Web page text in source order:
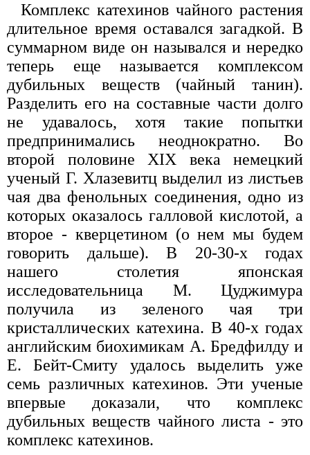
Комплекс катехинов чайного растения
длительное время оставался загадкой. В
суммарном виде он назывался и нередко
теперь еще называется комплексом
дубильных веществ (чайный танин).
Разделить его на составные части долго
не удавалось, хотя такие попытки
предпринимались неоднократно. Во
второй половине XIX века немецкий
ученый Г. Хлазевитц выделил из листьев
чая два фенольных соединения, одно из
которых оказалось галловой кислотой, а
второе - кверцетином (о нем мы будем
говорить дальше). В 20-30-х годах
нашего столетия японская
исследовательница М. Цуджимура
получила из зеленого чая три
кристаллических катехина. В 40-х годах
английским биохимикам А. Бредфилду и
Е. Бейт-Смиту удалось выделить уже
семь различных катехинов. Эти ученые
впервые доказали, что комплекс
дубильных веществ чайного листа - это
комплекс катехинов.